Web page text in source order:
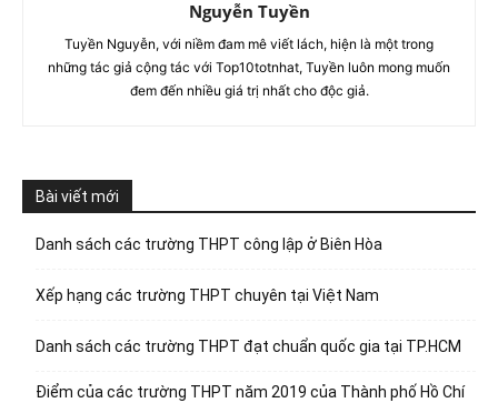
Nguyễn Tuyền
Tuyền Nguyễn, với niềm đam mê viết lách, hiện là một trong
những tác giả cộng tác với Top10totnhat, Tuyền luôn mong muốn
đem đến nhiều giá trị nhất cho độc giả.
Bài viết mới
Danh sách các trường THPT công lập ở Biên Hòa
Xếp hạng các trường THPT chuyên tại Việt Nam
Danh sách các trường THPT đạt chuẩn quốc gia tại TP.HCM
Điểm của các trường THPT năm 2019 của Thành phố Hồ Chí